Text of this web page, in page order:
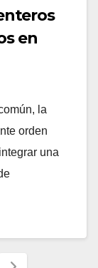
en
la
orden
una